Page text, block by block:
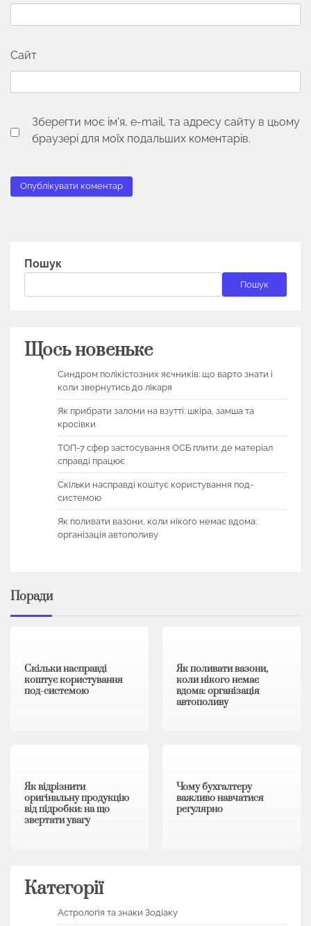
Сайт
Зберегти моє ім'я, e-mail, та адресу сайту в цьому
браузері для моїх подальших коментарів.
Пошук
Пошук
Щось новеньке
Синдром полікістозних яєчників: що варто знати і
коли звернутись до лікаря
Як прибрати заломи на взутті: шкіра, замша та
кросівки
ТОП-7 сфер застосування ОСБ плити: де матеріал
справді працює
Скільки насправді коштує користування под-
системою
Як поливати вазони, коли нікого немає вдома:
організація автополиву
Поради
Скільки насправді
коштує користування
под-системою
Як поливати вазони,
коли нікого немає
вдома: організація
автополиву
Як відрізнити
оригінальну продукцію
від підробки: на що
звертати увагу
Чому бухгалтеру
важливо навчатися
регулярно
Категорії
Астрологія та знаки Зодіаку